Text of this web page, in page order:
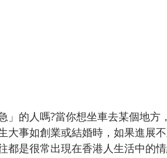
」的人嗎?當你想坐車去某個地
大事如創業或結婚時，如果進展
都是很常出現在香港人生活中的情